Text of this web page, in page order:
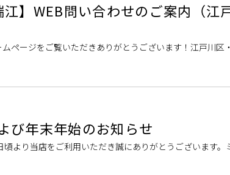
江】WEB問い合わせのご案内（江
ページをご覧いただきありがとうございます！江戸川区
ただける楽器店です。 […]
び年末年始のお知らせ
より当店をご利用いただき誠にありがとうございます。
年末年始営業日 […]